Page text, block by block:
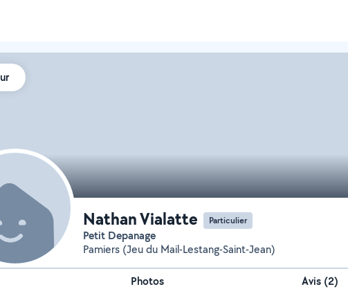
Nathan Vialatte Particulier
Petit Depanage
Pamiers (Jeu du Mail-Lestang-Saint-Jean)
Photos Avis (2)